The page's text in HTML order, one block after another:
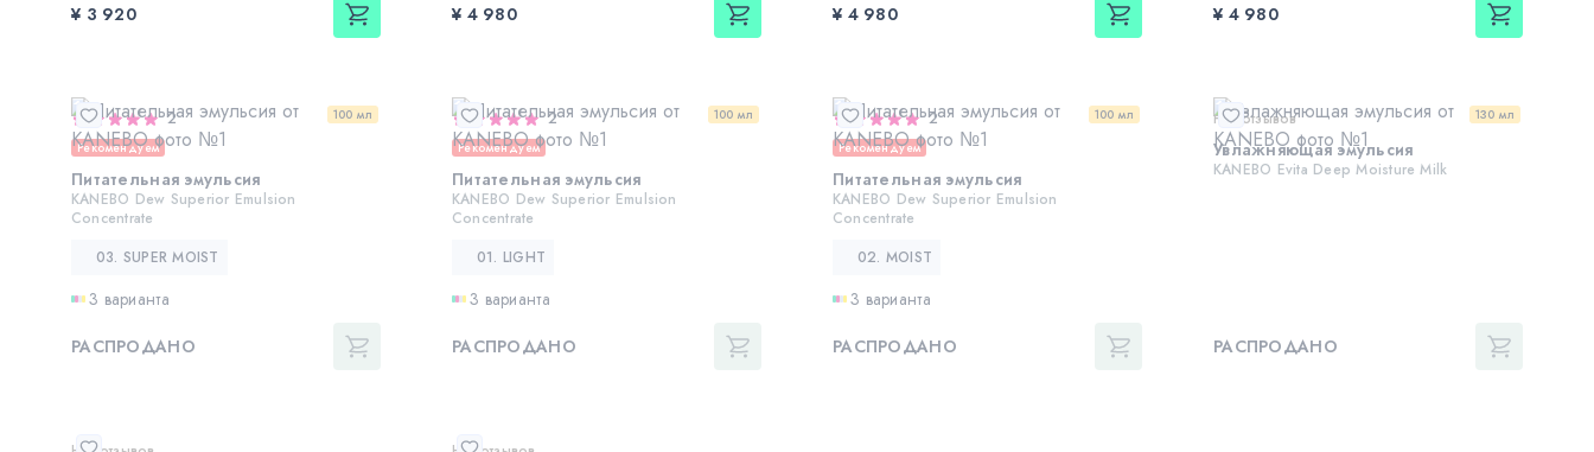
¥ 3 920
¥ 4 980
¥ 4 980
¥ 4 980
100 мл
2
Рекомендуем
Питательная эмульсия
KANEBO Dew Superior Emulsion
Concentrate
03. SUPER MOIST
3 варианта
РАСПРОДАНО
100 мл
2
Рекомендуем
Питательная эмульсия
KANEBO Dew Superior Emulsion
Concentrate
01. LIGHT
3 варианта
РАСПРОДАНО
100 мл
2
Рекомендуем
Питательная эмульсия
KANEBO Dew Superior Emulsion
Concentrate
02. MOIST
3 варианта
РАСПРОДАНО
130 мл
Нет отзывов
Увлажняющая эмульсия
KANEBO Evita Deep Moisture Milk
РАСПРОДАНО